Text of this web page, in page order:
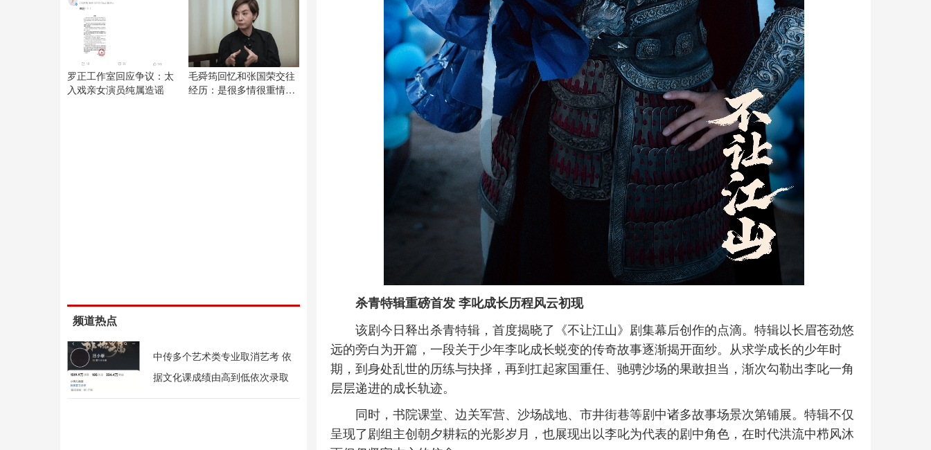
罗正工作室回应争议：太
入戏亲女演员纯属造谣
毛舜筠回忆和张国荣交往
经历：是很多情很重情的
频道热点
中传多个艺术类专业取消艺考 依
据文化课成绩由高到低依次录取
杀青特辑重磅首发 李叱成长历程风云初现
该剧今日释出杀青特辑，首度揭晓了《不让江山》剧集幕后创作的点滴。特辑以长眉苍劲悠
远的旁白为开篇，一段关于少年李叱成长蜕变的传奇故事逐渐揭开面纱。从求学成长的少年时
期，到身处乱世的历练与抉择，再到扛起家国重任、驰骋沙场的果敢担当，渐次勾勒出李叱一角
层层递进的成长轨迹。
同时，书院课堂、边关军营、沙场战地、市井街巷等剧中诸多故事场景次第铺展。特辑不仅
呈现了剧组主创朝夕耕耘的光影岁月，也展现出以李叱为代表的剧中角色，在时代洪流中栉风沐